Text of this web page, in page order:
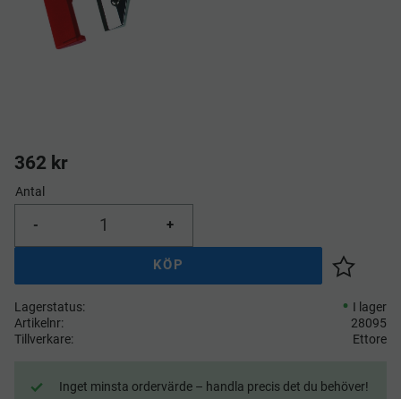
362 kr
Antal
+
-
KÖP
Lägg till
Lagerstatus
I lager
Artikelnr
28095
Tillverkare
Ettore
Inget minsta ordervärde – handla precis det du behöver!